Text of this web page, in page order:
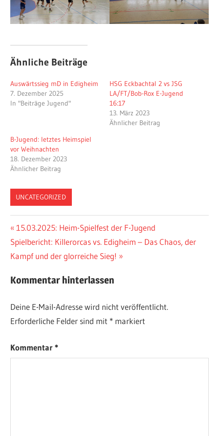
Ähnliche Beiträge
Auswärtssieg mD in Edigheim
7. Dezember 2025
In "Beiträge Jugend"
HSG Eckbachtal 2 vs JSG
LA/FT/Bob-Rox E-Jugend
16:17
13. März 2023
Ähnlicher Beitrag
B-Jugend: letztes Heimspiel
vor Weihnachten
18. Dezember 2023
Ähnlicher Beitrag
UNCATEGORIZED
Beitragsnavigation
Vorheriger
Beitrag:
15.03.2025: Heim-Spielfest der F-Jugend
Nächster
Beitrag:
Spielbericht: Killerorcas vs. Edigheim – Das Chaos, der
Kampf und der glorreiche Sieg!
Kommentar hinterlassen
Deine E-Mail-Adresse wird nicht veröffentlicht.
Erforderliche Felder sind mit * markiert
Kommentar*